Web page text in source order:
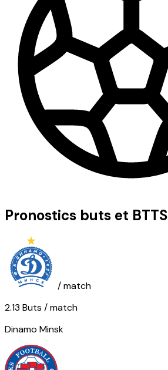
Pronostics buts et BTTS
/ match
2.13 Buts / match
Dinamo Minsk